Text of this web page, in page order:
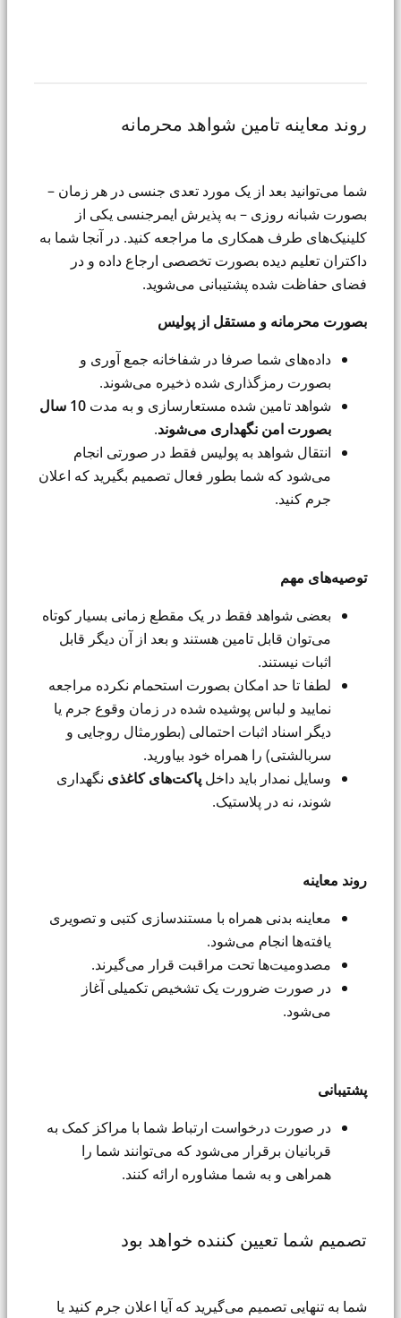
روند معاینه تامین شواهد محرمانه
شما می‌توانید بعد از یک مورد تعدی جنسی در هر زمان –
بصورت شبانه روزی – به پذیرش ایمرجنسی یکی از
کلینیک‌های طرف همکاری ما مراجعه کنید. در آنجا شما به
داکتران تعلیم دیده بصورت تخصصی ارجاع داده و در
فضای حفاظت شده پشتیبانی می‌شوید.
بصورت محرمانه و مستقل از پولیس
داده‌های شما صرفا در شفاخانه جمع آوری و
بصورت رمزگذاری شده ذخیره می‌شوند.
شواهد تامین شده مستعارسازی و به مدت
10 سال
بصورت امن نگهداری می‌شوند.
انتقال شواهد به پولیس فقط در صورتی انجام
می‌شود که شما بطور فعال تصمیم بگیرید که اعلان
جرم کنید.
توصیه‌های مهم
بعضی شواهد فقط در یک مقطع زمانی بسیار کوتاه
می‌توان قابل تامین هستند و بعد از آن دیگر قابل
اثبات نیستند.
لطفا تا حد امکان بصورت استحمام نکرده مراجعه
نمایید و لباس پوشیده شده در زمان وقوع جرم یا
دیگر اسناد اثبات احتمالی (بطورمثال روجایی و
سربالشتی) را همراه خود بیاورید.
وسایل نمدار باید داخل پاکت‌های کاغذی نگهداری
شوند، نه در پلاستیک.
روند معاینه
معاینه بدنی همراه با مستندسازی کتبی و تصویری
یافته‌ها انجام می‌شود.
مصدومیت‌ها تحت مراقبت قرار می‌گیرند.
در صورت ضرورت یک تشخیص تکمیلی آغاز
می‌شود.
پشتیبانی
در صورت درخواست ارتباط شما با مراکز کمک به
قربانیان برقرار می‌شود که می‌توانند شما را
همراهی و به شما مشاوره ارائه کنند.
تصمیم شما تعیین کننده خواهد بود
شما به تنهایی تصمیم می‌گیرید که آیا اعلان جرم کنید یا